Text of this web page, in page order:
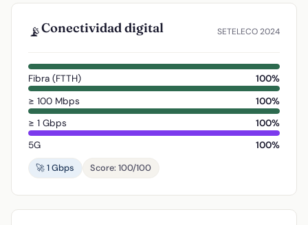
📡Conectividad digital SETELECO 2024
Fibra (FTTH)
100%
≥ 100 Mbps
100%
≥ 1 Gbps
100%
5G
100%
🚀 1 Gbps
Score: 100/100